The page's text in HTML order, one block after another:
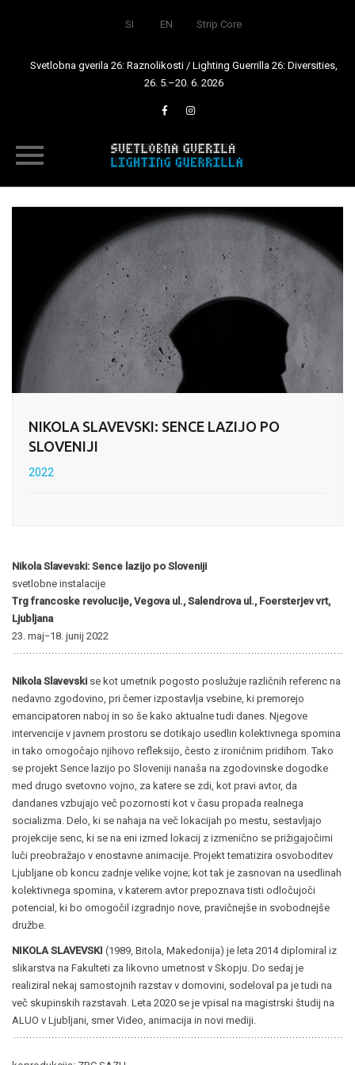
SI EN Strip Core
Svetlobna gverila 26: Raznolikosti / Lighting Guerrilla 26: Diversities,
26. 5.–20. 6. 2026
NIKOLA SLAVEVSKI: SENCE LAZIJO PO
SLOVENIJI
2022
Nikola Slavevski: Sence lazijo po Sloveniji
svetlobne instalacije
Trg francoske revolucije, Vegova ul., Salendrova ul., Foersterjev vrt,
Ljubljana
23. maj−18. junij 2022
Nikola Slavevski se kot umetnik pogosto poslužuje različnih referenc na
nedavno zgodovino, pri čemer izpostavlja vsebine, ki premorejo
emancipatoren naboj in so še kako aktualne tudi danes. Njegove
intervencije v javnem prostoru se dotikajo usedlin kolektivnega spomina
in tako omogočajo njihovo refleksijo, često z ironičnim pridihom. Tako
se projekt Sence lazijo po Sloveniji nanaša na zgodovinske dogodke
med drugo svetovno vojno, za katere se zdi, kot pravi avtor, da
dandanes vzbujajo več pozornosti kot v času propada realnega
socializma. Delo, ki se nahaja na več lokacijah po mestu, sestavljajo
projekcije senc, ki se na eni izmed lokacij z izmenično se prižigajočimi
luči preobražajo v enostavne animacije. Projekt tematizira osvoboditev
Ljubljane ob koncu zadnje velike vojne; kot tak je zasnovan na usedlinah
kolektivnega spomina, v katerem avtor prepoznava tisti odločujoči
potencial, ki bo omogočil izgradnjo nove, pravičnejše in svobodnejše
družbe.
NIKOLA SLAVEVSKI (1989, Bitola, Makedonija) je leta 2014 diplomiral iz
slikarstva na Fakulteti za likovno umetnost v Skopju. Do sedaj je
realiziral nekaj samostojnih razstav v domovini, sodeloval pa je tudi na
več skupinskih razstavah. Leta 2020 se je vpisal na magistrski študij na
ALUO v Ljubljani, smer Video, animacija in novi mediji.